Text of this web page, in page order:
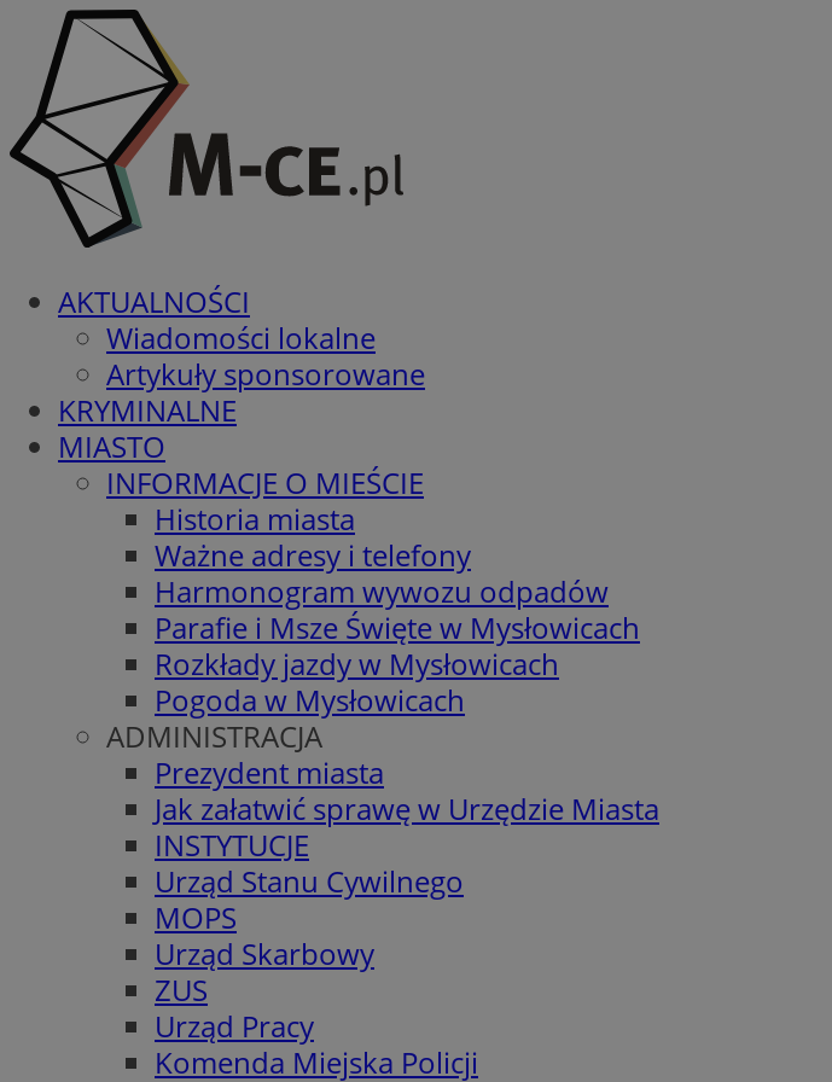
AKTUALNOŚCI
Wiadomości lokalne
Artykuły sponsorowane
KRYMINALNE
MIASTO
INFORMACJE O MIEŚCIE
Historia miasta
Ważne adresy i telefony
Harmonogram wywozu odpadów
Parafie i Msze Święte w Mysłowicach
Rozkłady jazdy w Mysłowicach
Pogoda w Mysłowicach
ADMINISTRACJA
Prezydent miasta
Jak załatwić sprawę w Urzędzie Miasta
INSTYTUCJE
Urząd Stanu Cywilnego
MOPS
Urząd Skarbowy
ZUS
Urząd Pracy
Komenda Miejska Policji